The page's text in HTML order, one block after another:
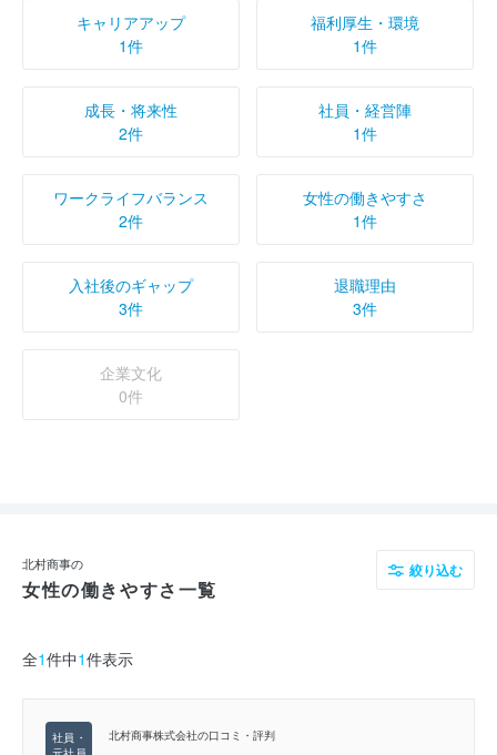
キャリアアップ
1件
福利厚生・環境
1件
成長・将来性
2件
社員・経営陣
1件
ワークライフバランス
2件
女性の働きやすさ
1件
入社後のギャップ
3件
退職理由
3件
企業文化
0件
北村商事の
女性の働きやすさ一覧
絞り込む
全1件中1件表示
北村商事株式会社の口コミ・評判